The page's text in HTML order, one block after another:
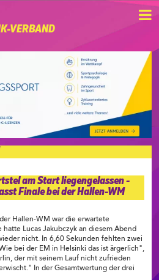
VERBAND
am Start liegengelassen -
Finale bei der Hallen-WM
Hallen-WM war die erwartete
Lucas Jakubczyk an diesem Abend
nicht. In 6,60 Sekunden fehlten zwei
bei der EM in Helsinki das ist ärgerlich",
der mit seinem Lauf nicht zufrieden
In der Gesamtwertung der drei